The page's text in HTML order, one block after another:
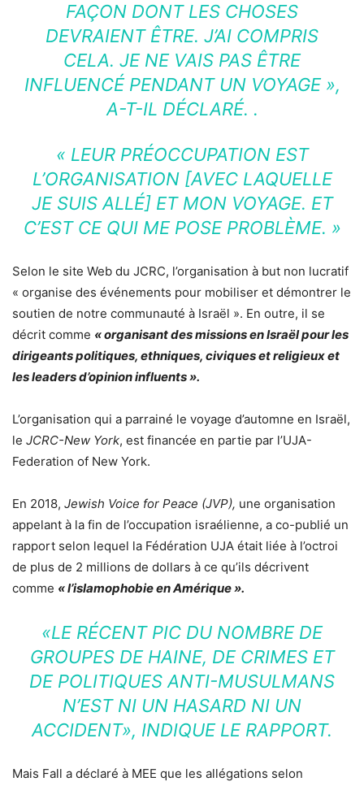
FAÇON DONT LES CHOSES
DEVRAIENT ÊTRE. J’AI COMPRIS
CELA. JE NE VAIS PAS ÊTRE
INFLUENCÉ PENDANT UN VOYAGE »,
A-T-IL DÉCLARÉ. .
« LEUR PRÉOCCUPATION EST
L’ORGANISATION [AVEC LAQUELLE
JE SUIS ALLÉ] ET MON VOYAGE. ET
C’EST CE QUI ME POSE PROBLÈME. »
Selon le site Web du JCRC, l’organisation à but non lucratif
« organise des événements pour mobiliser et démontrer le
soutien de notre communauté à Israël ». En outre, il se
décrit comme « organisant des missions en Israël pour les
dirigeants politiques, ethniques, civiques et religieux et
les leaders d’opinion influents ».
L’organisation qui a parrainé le voyage d’automne en Israël,
le JCRC-New York, est financée en partie par l’UJA-
Federation of New York.
En 2018, Jewish Voice for Peace (JVP), une organisation
appelant à la fin de l’occupation israélienne, a co-publié un
rapport selon lequel la Fédération UJA était liée à l’octroi
de plus de 2 millions de dollars à ce qu’ils décrivent
comme « l’islamophobie en Amérique ».
«LE RÉCENT PIC DU NOMBRE DE
GROUPES DE HAINE, DE CRIMES ET
DE POLITIQUES ANTI-MUSULMANS
N’EST NI UN HASARD NI UN
ACCIDENT», INDIQUE LE RAPPORT.
Mais Fall a déclaré à MEE que les allégations selon